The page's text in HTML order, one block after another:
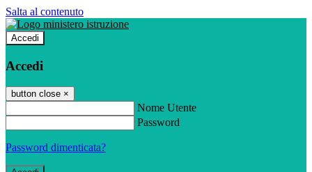
Salta al contenuto
Accedi
Accedi
button close ×
Nome Utente
Password
Password dimenticata?